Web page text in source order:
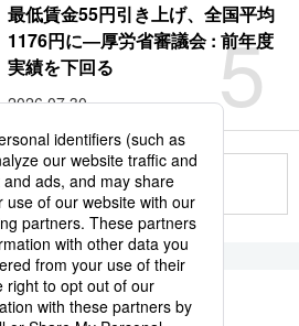
5
最低賃金55円引き上げ、全国平均
1176円に―厚労省審議会 : 前年度
実績を下回る
2026.07.30
っと見る